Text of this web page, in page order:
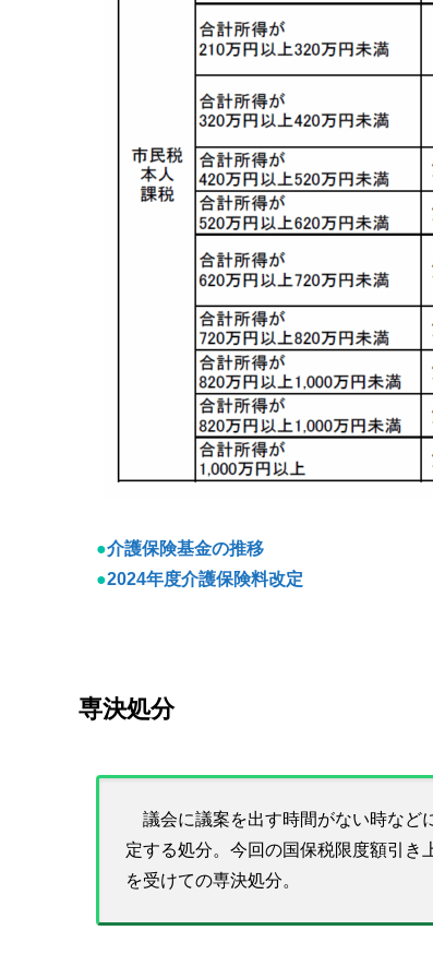
●介護保険基金の推移
●2024年度介護保険料改定
専決処分
議会に議案を出す時間がない時など
定する処分。今回の国保税限度額引き
を受けての専決処分。